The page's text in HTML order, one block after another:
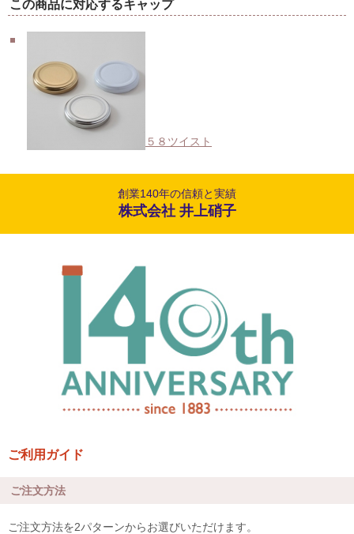
この商品に対応するキャップ
５８ツイスト
創業140年の信頼と実績
株式会社 井上硝子
ご利用ガイド
ご注文方法
ご注文方法を2パターンからお選びいただけます。